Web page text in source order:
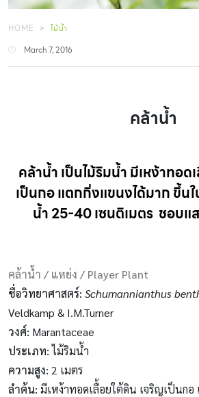
HOME
ไม้น้ำ
March 7, 2016
คล้าน้ำ
คล้าน้ำ เป็นไม้ริมน้ำ มีเหง้าทอด
เป็นกอ แตกกิ่งแขนงได้มาก ขึ้น
น้ำ 25-40 เซนติเมตร ชอบแ
คล้าน้ำ / แหย่ง / Player Plant
ชื่อวิทยาศาสตร์: Schumannianthus
Veldkamp & I.M.Turner
วงศ์: Marantaceae
ประเภท:ไม้ริมน้ำ
ความสูง: 2 เมตร
ลำต้น: มีเหง้าทอดเลื้อยใต้ดิน เจริญเป็นกอ